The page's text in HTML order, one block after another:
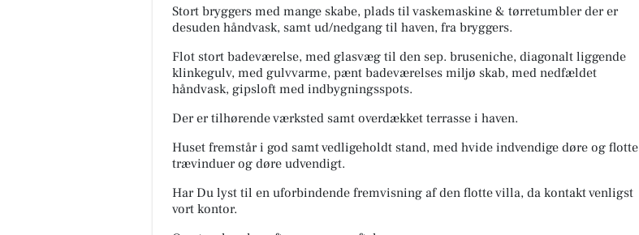
Stort bryggers med mange skabe, plads til vaskemaskine & tørretumbler der er
desuden håndvask, samt ud/nedgang til haven, fra bryggers.
Flot stort badeværelse, med glasvæg til den sep. bruseniche, diagonalt liggende
klinkegulv, med gulvvarme, pænt badeværelses miljø skab, med nedfældet
håndvask, gipsloft med indbygningsspots.
Der er tilhørende værksted samt overdækket terrasse i haven.
Huset fremstår i god samt vedligeholdt stand, med hvide indvendige døre og flotte
trævinduer og døre udvendigt.
Har Du lyst til en uforbindende fremvisning af den flotte villa, da kontakt venligst
vort kontor.